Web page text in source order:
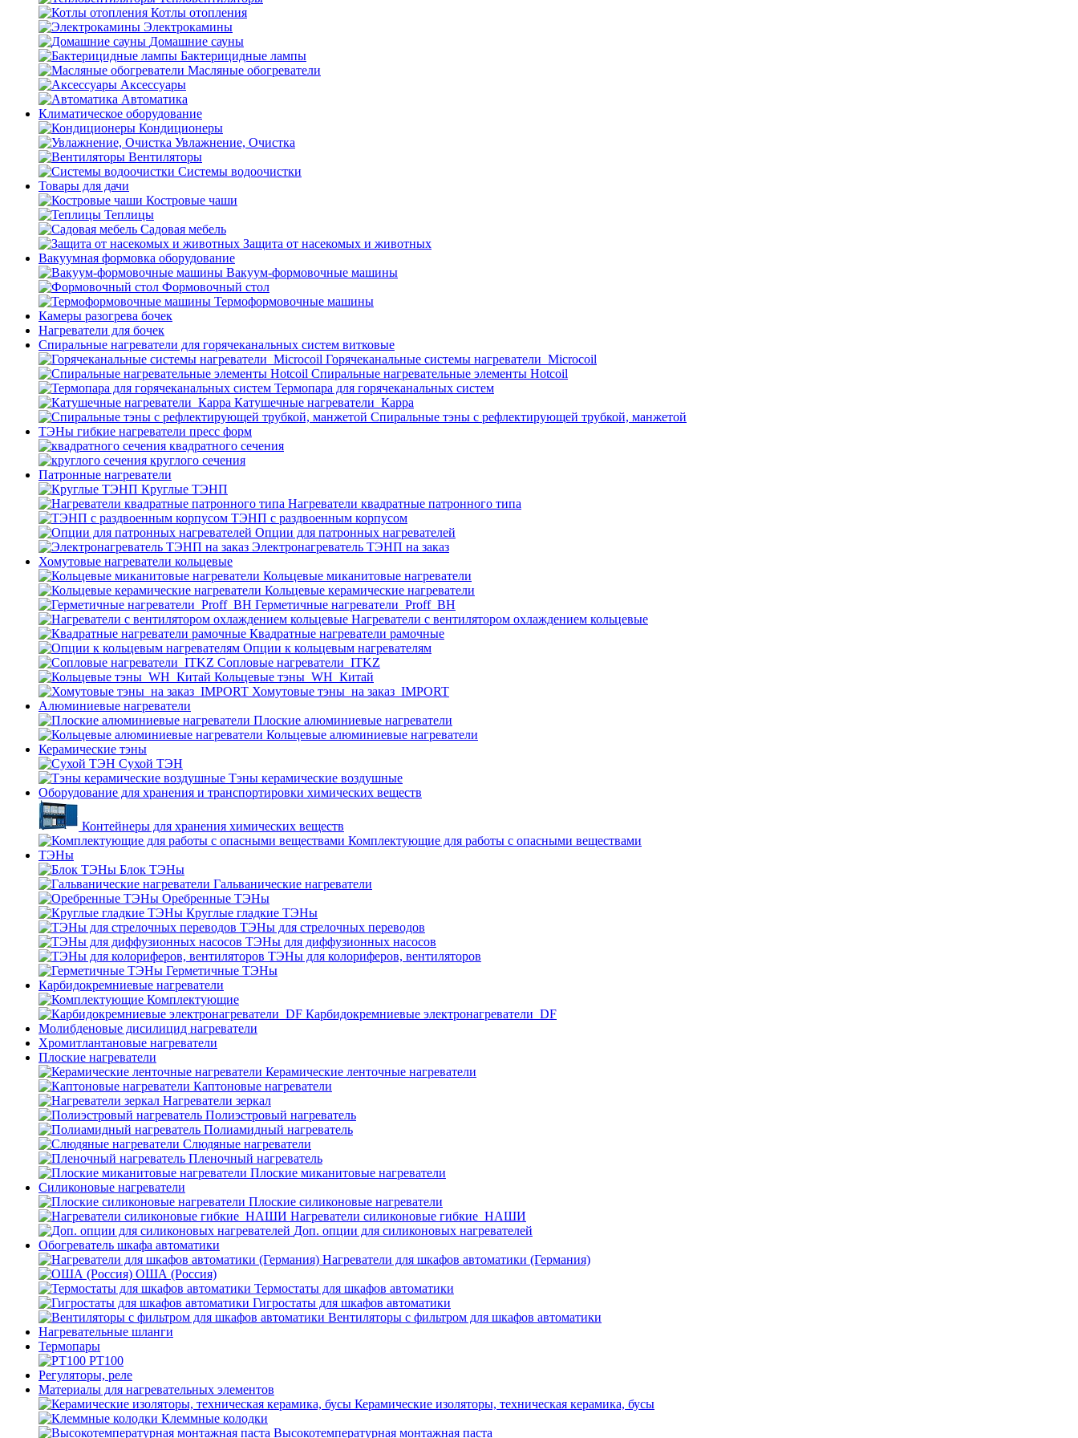
Котлы отопления
Электрокамины
Домашние сауны
Бактерицидные лампы
Масляные обогреватели
Аксессуары
Автоматика
Климатическое оборудование
Кондиционеры
Увлажнение, Очистка
Вентиляторы
Системы водоочистки
Товары для дачи
Костровые чаши
Теплицы
Садовая мебель
Защита от насекомых и животных
Вакуумная формовка оборудование
Вакуум-формовочные машины
Формовочный стол
Термоформовочные машины
Камеры разогрева бочек
Нагреватели для бочек
Спиральные нагреватели для горячеканальных систем витковые
Горячеканальные системы нагреватели_Microcoil
Спиральные нагревательные элементы Hotcoil
Термопара для горячеканальных систем
Катушечные нагреватели_Карра
Спиральные тэны с рефлектирующей трубкой, манжетой
ТЭНы гибкие нагреватели пресс форм
квадратного сечения
круглого сечения
Патронные нагреватели
Круглые ТЭНП
Нагреватели квадратные патронного типа
ТЭНП с раздвоенным корпусом
Опции для патронных нагревателей
Электронагреватель ТЭНП на заказ
Хомутовые нагреватели кольцевые
Кольцевые миканитовые нагреватели
Кольцевые керамические нагреватели
Герметичные нагреватели_Proff_BH
Нагреватели с вентилятором охлаждением кольцевые
Квадратные нагреватели рамочные
Опции к кольцевым нагревателям
Cопловые нагреватели_ITKZ
Кольцевые тэны_WH_Китай
Хомутовые тэны_на заказ_IMPORT
Алюминиевые нагреватели
Плоские алюминиевые нагреватели
Кольцевые алюминиевые нагреватели
Керамические тэны
Сухой ТЭН
Тэны керамические воздушные
Оборудование для хранения и транспортировки химических веществ
Контейнеры для хранения химических веществ
Комплектующие для работы с опасными веществами
ТЭНы
Блок ТЭНы
Гальванические нагреватели
Оребренные ТЭНы
Круглые гладкие ТЭНы
ТЭНы для стрелочных переводов
ТЭНы для диффузионных насосов
ТЭНы для колориферов, вентиляторов
Герметичные ТЭНы
Карбидокремниевые нагреватели
Комплектующие
Карбидокремниевые электронагреватели_DF
Молибденовые дисилицид нагреватели
Хромитлантановые нагреватели
Плоские нагреватели
Керамические ленточные нагреватели
Каптоновые нагреватели
Нагреватели зеркал
Полиэстровый нагреватель
Полиамидный нагреватель
Слюдяные нагреватели
Пленочный нагреватель
Плоские миканитовые нагреватели
Силиконовые нагреватели
Плоские силиконовые нагреватели
Нагреватели силиконовые гибкие_НАШИ
Доп. опции для силиконовых нагревателей
Обогреватель шкафа автоматики
Нагреватели для шкафов автоматики (Германия)
ОША (Россия)
Термостаты для шкафов автоматики
Гигростаты для шкафов автоматики
Вентиляторы с фильтром для шкафов автоматики
Нагревательные шланги
Термопары
PT100
Регуляторы, реле
Материалы для нагревательных элементов
Керамические изоляторы, техническая керамика, бусы
Клеммные колодки
Высокотемпературная монтажная паста